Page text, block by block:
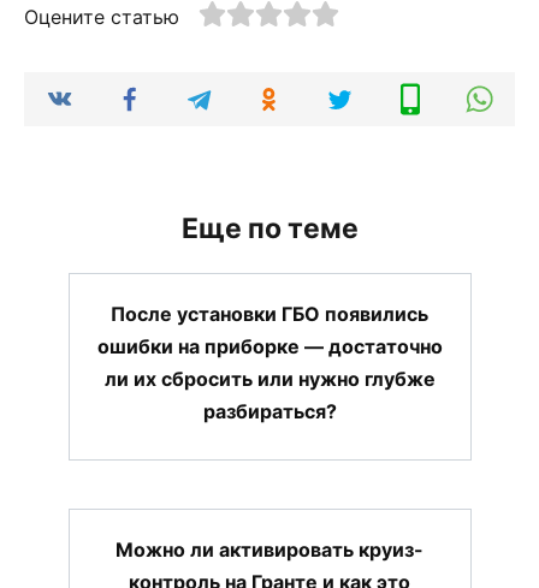
Оцените статью
Еще по теме
После установки ГБО появились
ошибки на приборке — достаточно
ли их сбросить или нужно глубже
разбираться?
Можно ли активировать круиз-
контроль на Гранте и как это